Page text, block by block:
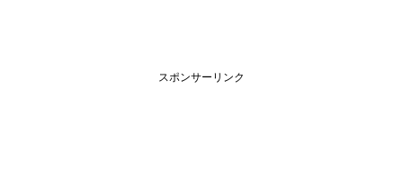
スポンサーリンク